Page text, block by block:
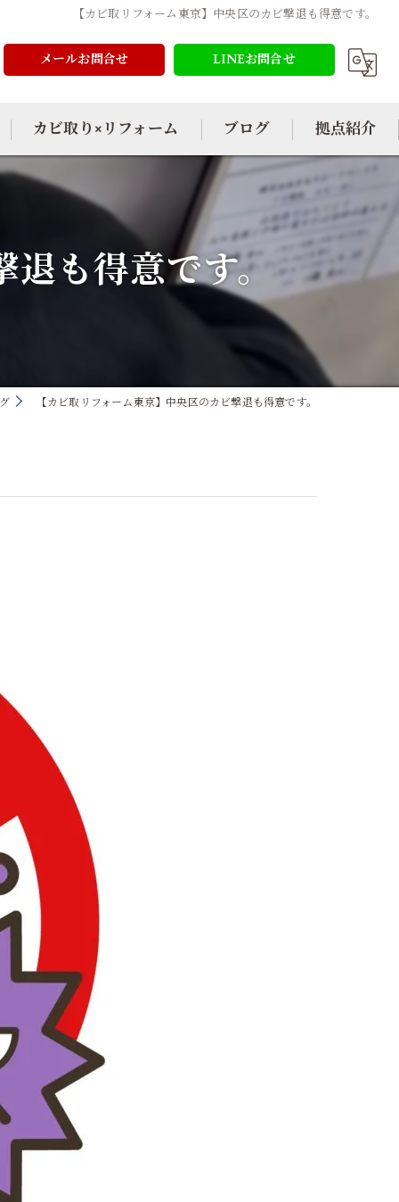
【カビ取リフォーム東京】中央区のカビ撃退も得意です。
メールお問合せ LINEお問合せ
カビ取り×リフォーム ブログ 拠点紹介
も得意です。
【カビ取リフォーム東京】中央区のカビ撃退も得意です。